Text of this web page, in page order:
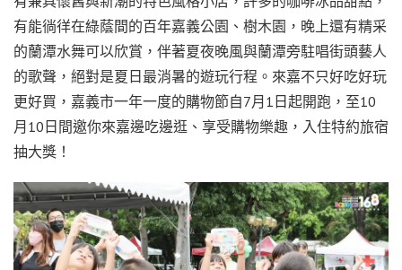
有能徜徉在綠蔭間的百年嘉義公園、樹木園，晚上還有精采
的蘭潭水舞可以欣賞，伴著夏夜晚風與蘭潭旁駐唱街頭藝人
的歌聲，絕對是夏日最消暑的遊玩行程。來嘉不只好吃好玩
更好買，嘉義市一年一度的購物節自7月1日起開跑，至10
月10日間邀你來嘉邊吃邊逛、享受購物樂趣，入住特約旅宿
抽大獎！